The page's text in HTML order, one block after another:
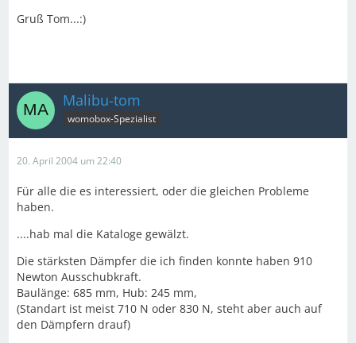
Gruß Tom...:)
Malibu-tom
womobox-Spezialist
20. April 2004 um 22:40
Für alle die es interessiert, oder die gleichen Probleme
haben.
....hab mal die Kataloge gewälzt.
Die stärksten Dämpfer die ich finden konnte haben 910
Newton Ausschubkraft.
Baulänge: 685 mm, Hub: 245 mm,
(Standart ist meist 710 N oder 830 N, steht aber auch auf
den Dämpfern drauf)